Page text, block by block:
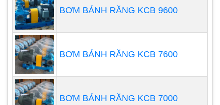
Các chất ức chế ăn mòn
khác) được định lượng trên khắp các nhà máy để
ngăn ngừa sự co giãn và tắc nghẽn có thể làm
hỏng cơ sở hạ tầng của nhà máy và cản trở hiệu
suất của nồi hơi, tháp giải nhiệt, tua bin hơi nước và
BƠM BÁNH RĂNG KCB 9600
BƠM BÁNH RĂNG KCB 7600
BƠM BÁNH RĂNG KCB 7000